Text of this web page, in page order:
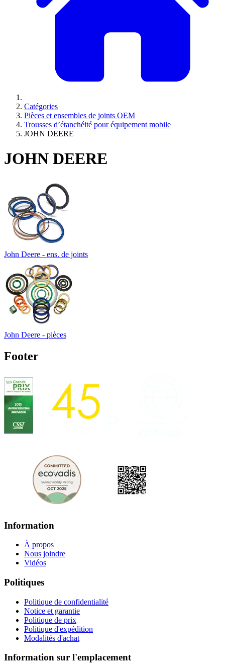
Catégories
Pièces et ensembles de joints OEM
Trousses d’étanchéité pour équipement mobile
JOHN DEERE
JOHN DEERE
John Deere - ens. de joints
John Deere - pièces
Footer
Information
À propos
Nous joindre
Vidéos
Politiques
Politique de confidentialité
Notice et garantie
Politique de prix
Politique d'expédition
Modalités d'achat
Information sur l'emplacement